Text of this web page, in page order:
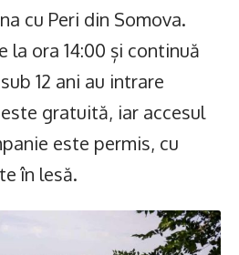
cu Peri din Somova.
la ora 14:00 și continuă
12 ani au intrare
gratuită, iar accesul
este permis, cu
în lesă.